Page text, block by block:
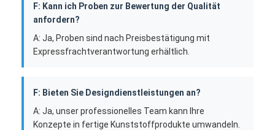
F: Kann ich Proben zur Bewertung der Qualität
anfordern?
A: Ja, Proben sind nach Preisbestätigung mit
Expressfrachtverantwortung erhältlich.
F: Bieten Sie Designdienstleistungen an?
A: Ja, unser professionelles Team kann Ihre
Konzepte in fertige Kunststoffprodukte umwandeln.